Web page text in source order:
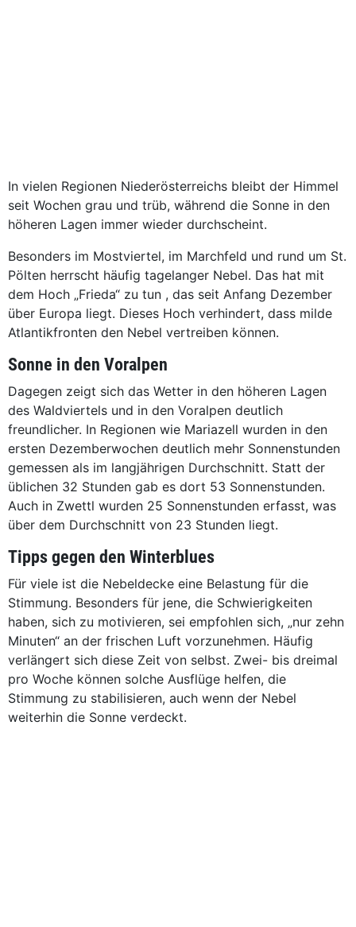
In vielen Regionen Niederösterreichs bleibt der Himmel
seit Wochen grau und trüb, während die Sonne in den
höheren Lagen immer wieder durchscheint.
Besonders im Mostviertel, im Marchfeld und rund um St.
Pölten herrscht häufig tagelanger Nebel. Das hat mit
dem Hoch „Frieda“ zu tun , das seit Anfang Dezember
über Europa liegt. Dieses Hoch verhindert, dass milde
Atlantikfronten den Nebel vertreiben können.
Sonne in den Voralpen
Dagegen zeigt sich das Wetter in den höheren Lagen
des Waldviertels und in den Voralpen deutlich
freundlicher. In Regionen wie Mariazell wurden in den
ersten Dezemberwochen deutlich mehr Sonnenstunden
gemessen als im langjährigen Durchschnitt. Statt der
üblichen 32 Stunden gab es dort 53 Sonnenstunden.
Auch in Zwettl wurden 25 Sonnenstunden erfasst, was
über dem Durchschnitt von 23 Stunden liegt.
Tipps gegen den Winterblues
Für viele ist die Nebeldecke eine Belastung für die
Stimmung. Besonders für jene, die Schwierigkeiten
haben, sich zu motivieren, sei empfohlen sich, „nur zehn
Minuten“ an der frischen Luft vorzunehmen. Häufig
verlängert sich diese Zeit von selbst. Zwei- bis dreimal
pro Woche können solche Ausflüge helfen, die
Stimmung zu stabilisieren, auch wenn der Nebel
weiterhin die Sonne verdeckt.